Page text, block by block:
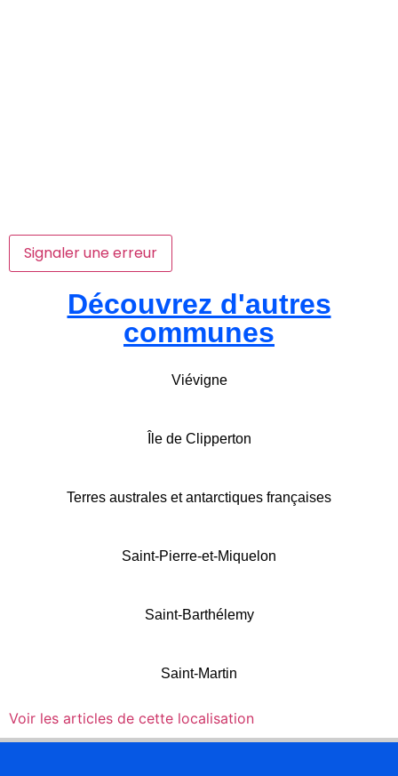
Signaler une erreur
Découvrez d'autres
communes
Viévigne
Île de Clipperton
Terres australes et antarctiques françaises
Saint-Pierre-et-Miquelon
Saint-Barthélemy
Saint-Martin
Voir les articles de cette localisation